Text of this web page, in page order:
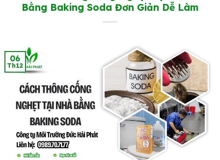
Bằng Baking Soda Đơn Giản Dễ Làm
06
Th12